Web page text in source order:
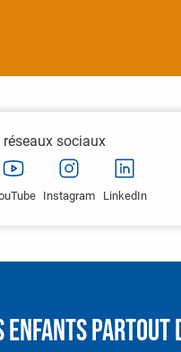
réseaux sociaux
Instagram LinkedIn
enfants partout